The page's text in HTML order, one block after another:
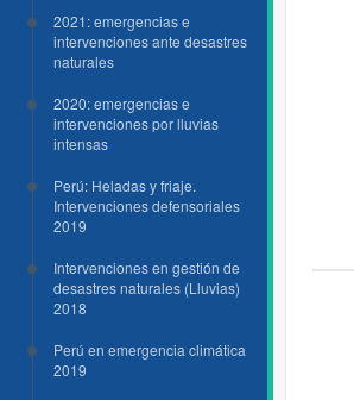
2021: emergencias e
intervenciones ante desastres
naturales
2020: emergencias e
intervenciones por lluvias
intensas
Perú: Heladas y friaje.
Intervenciones defensoriales
2019
Intervenciones en gestión de
desastres naturales (Lluvias)
2018
Perú en emergencia climática
2019